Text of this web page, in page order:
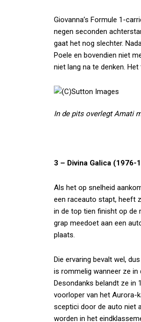
Giovanna’s Formule 1-
negen seconden
gaat het nog slechter.
Poele en bovendien niet
niet lang na te denken.
In de pits overlegt Amati
3 – Divina Galica (1976-
Als het op snelheid
een raceauto stapt, heeft
in de top tien finisht op de
grap meedoet aan een
plaats.
Die ervaring bevalt wel,
is rommelig wanneer ze in
Desondanks belandt ze in
voorloper van het Aurora-
sceptici door de auto niet
worden in het